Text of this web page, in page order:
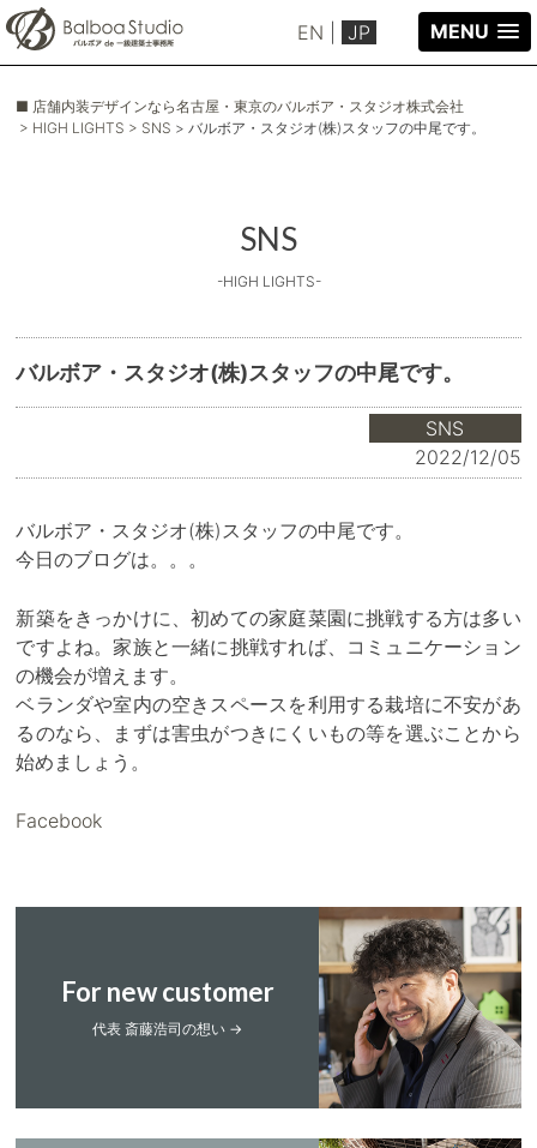
EN JP MENU
■ 店舗内装デザインなら名古屋・東京のバルボア・スタジオ株式会社
> HIGH LIGHTS > SNS > バルボア・スタジオ(株)スタッフの中尾です。
SNS
-HIGH LIGHTS-
バルボア・スタジオ(株)スタッフの中尾です。
SNS
2022/12/05
バルボア・スタジオ(株)スタッフの中尾です。
今日のブログは。。。
新築をきっかけに、初めての家庭菜園に挑戦する方は多い
ですよね。家族と一緒に挑戦すれば、コミュニケーション
の機会が増えます。
ベランダや室内の空きスペースを利用する栽培に不安があ
るのなら、まずは害虫がつきにくいもの等を選ぶことから
始めましょう。
Facebook
For new customer
代表 斎藤浩司の想い →